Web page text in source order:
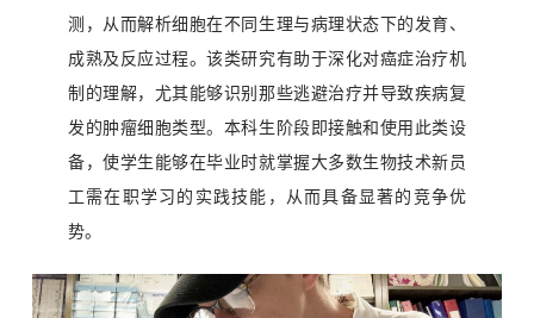
测，从而解析细胞在不同生理与病理状态下的发育、
成熟及反应过程。该类研究有助于深化对癌症治疗机
制的理解，尤其能够识别那些逃避治疗并导致疾病复
发的肿瘤细胞类型。本科生阶段即接触和使用此类设
备，使学生能够在毕业时就掌握大多数生物技术新员
工需在职学习的实践技能，从而具备显著的竞争优
势。